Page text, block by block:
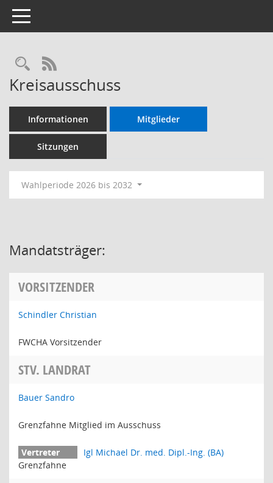
Toggle navigation
RSS-Feed
Kreisausschuss
Informationen Mitglieder
Sitzungen
Wahlperiode 2026 bis 2032
Mandatsträger:
VORSITZENDER
Schindler Christian
FWCHA Vorsitzender
STV. LANDRAT
Bauer Sandro
Grenzfahne Mitglied im Ausschuss
Igl Michael Dr. med. Dipl.-Ing. (BA)
Grenzfahne